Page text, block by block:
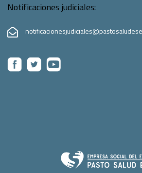
Notificaciones judiciales: